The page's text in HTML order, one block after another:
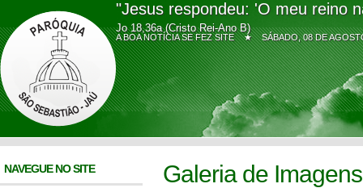
"Jesus respondeu: 'O meu reino
Jo 18,36a (Cristo Rei-Ano B)
A BOA NOTÍCIA SE FEZ SITE ★SÁBADO, 08 DE
NAVEGUE NO SITE Galeria de Imagens